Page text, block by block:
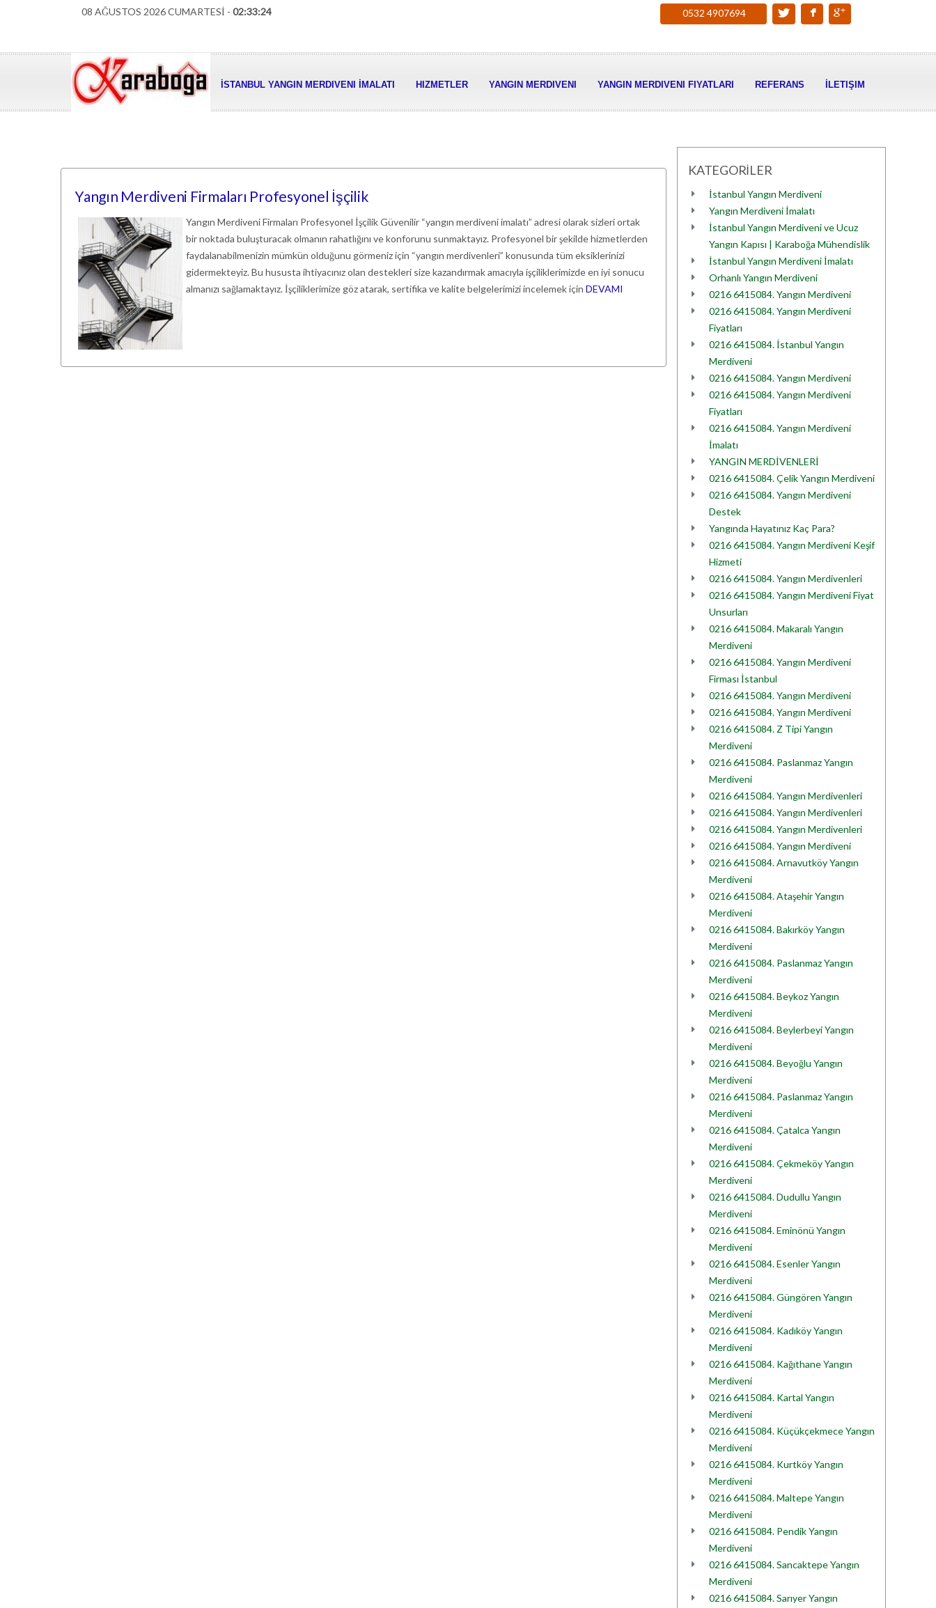
08 AĞUSTOS 2026 CUMARTESİ - 02:33:25 0532 4907694
İSTANBUL YANGIN MERDIVENI İMALATI HIZMETLER YANGIN MERDIVENI YANGIN MERDIVENI FIYATLARI REFERANS İLETIŞIM
Yangın Merdiveni Firmaları Profesyonel İşçilik
Yangın Merdiveni Firmaları Profesyonel İşçilik Güvenilir “yangın merdiveni imalatı” adresi olarak sizleri ortak
bir noktada buluşturacak olmanın rahatlığını ve konforunu sunmaktayız. Profesyonel bir şekilde hizmetlerden
faydalanabilmenizin mümkün olduğunu görmeniz için “yangın merdivenleri” konusunda tüm eksiklerinizi
gidermekteyiz. Bu hususta ihtiyacınız olan destekleri size kazandırmak amacıyla işçiliklerimizde en iyi sonucu
almanızı sağlamaktayız. İşçiliklerimize göz atarak, sertifika ve kalite belgelerimizi incelemek için DEVAMI
KATEGORİLER
İstanbul Yangın Merdiveni
Yangın Merdiveni İmalatı
İstanbul Yangın Merdiveni ve Ucuz
Yangın Kapısı | Karaboğa Mühendislik
İstanbul Yangın Merdiveni İmalatı
Orhanlı Yangın Merdiveni
0216 6415084. Yangın Merdiveni
0216 6415084. Yangın Merdiveni
Fiyatları
0216 6415084. İstanbul Yangın
Merdiveni
0216 6415084. Yangın Merdiveni
0216 6415084. Yangın Merdiveni
Fiyatları
0216 6415084. Yangın Merdiveni
İmalatı
YANGIN MERDİVENLERİ
0216 6415084. Çelik Yangın Merdiveni
0216 6415084. Yangın Merdiveni
Destek
Yangında Hayatınız Kaç Para?
0216 6415084. Yangın Merdiveni Keşif
Hizmeti
0216 6415084. Yangın Merdivenleri
0216 6415084. Yangın Merdiveni Fiyat
Unsurları
0216 6415084. Makaralı Yangın
Merdiveni
0216 6415084. Yangın Merdiveni
Firması İstanbul
0216 6415084. Yangın Merdiveni
0216 6415084. Yangın Merdiveni
0216 6415084. Z Tipi Yangın
Merdiveni
0216 6415084. Paslanmaz Yangın
Merdiveni
0216 6415084. Yangın Merdivenleri
0216 6415084. Yangın Merdivenleri
0216 6415084. Yangın Merdivenleri
0216 6415084. Yangın Merdiveni
0216 6415084. Arnavutköy Yangın
Merdiveni
0216 6415084. Ataşehir Yangın
Merdiveni
0216 6415084. Bakırköy Yangın
Merdiveni
0216 6415084. Paslanmaz Yangın
Merdiveni
0216 6415084. Beykoz Yangın
Merdiveni
0216 6415084. Beylerbeyi Yangın
Merdiveni
0216 6415084. Beyoğlu Yangın
Merdiveni
0216 6415084. Paslanmaz Yangın
Merdiveni
0216 6415084. Çatalca Yangın
Merdiveni
0216 6415084. Çekmeköy Yangın
Merdiveni
0216 6415084. Dudullu Yangın
Merdiveni
0216 6415084. Eminönü Yangın
Merdiveni
0216 6415084. Esenler Yangın
Merdiveni
0216 6415084. Güngören Yangın
Merdiveni
0216 6415084. Kadıköy Yangın
Merdiveni
0216 6415084. Kağıthane Yangın
Merdiveni
0216 6415084. Kartal Yangın
Merdiveni
0216 6415084. Küçükçekmece Yangın
Merdiveni
0216 6415084. Kurtköy Yangın
Merdiveni
0216 6415084. Maltepe Yangın
Merdiveni
0216 6415084. Pendik Yangın
Merdiveni
0216 6415084. Sancaktepe Yangın
Merdiveni
0216 6415084. Sarıyer Yangın